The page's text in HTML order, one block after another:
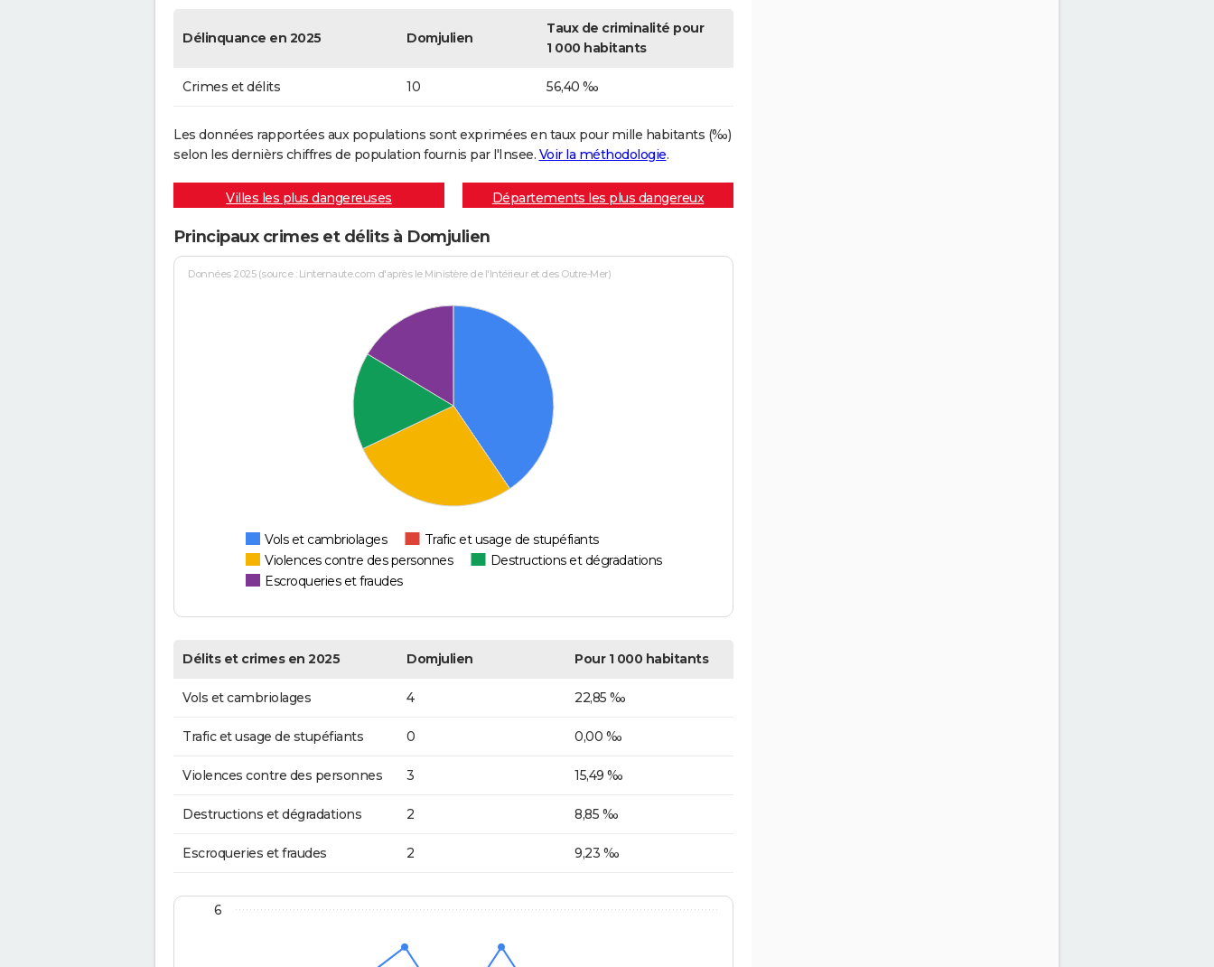
Délinquance en 2025 Domjulien
Taux de criminalité pour
1 000 habitants
Crimes et délits 10 56,40 ‰
Les données rapportées aux populations sont exprimées en taux pour mille habitants (‰)
selon les dernièrs chiffres de population fournis par l'Insee. Voir la méthodologie.
Villes les plus dangereuses Départements les plus dangereux
Principaux crimes et délits à Domjulien
Données 2025 (source : Linternaute.com d'après le Ministère de l'Intérieur et des Outre-Mer)
Vols et cambriolages
Trafic et usage de stupéfiants
Violences contre des personnes
Destructions et dégradations
Escroqueries et fraudes
Délits et crimes en 2025 Domjulien Pour 1 000 habitants
Vols et cambriolages 4 22,85 ‰
Trafic et usage de stupéfiants 0 0,00 ‰
Violences contre des personnes 3 15,49 ‰
Destructions et dégradations 2 8,85 ‰
Escroqueries et fraudes 2 9,23 ‰
6